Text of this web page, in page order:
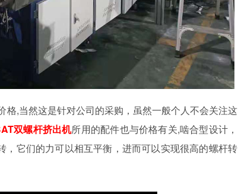
格,当然这是针对公司的采购，虽然一般个人不会关注这
双螺杆挤出机所用的配件也与价格有关,啮合型设计，
，它们的力可以相互平衡，进而可以实现很高的螺杆转